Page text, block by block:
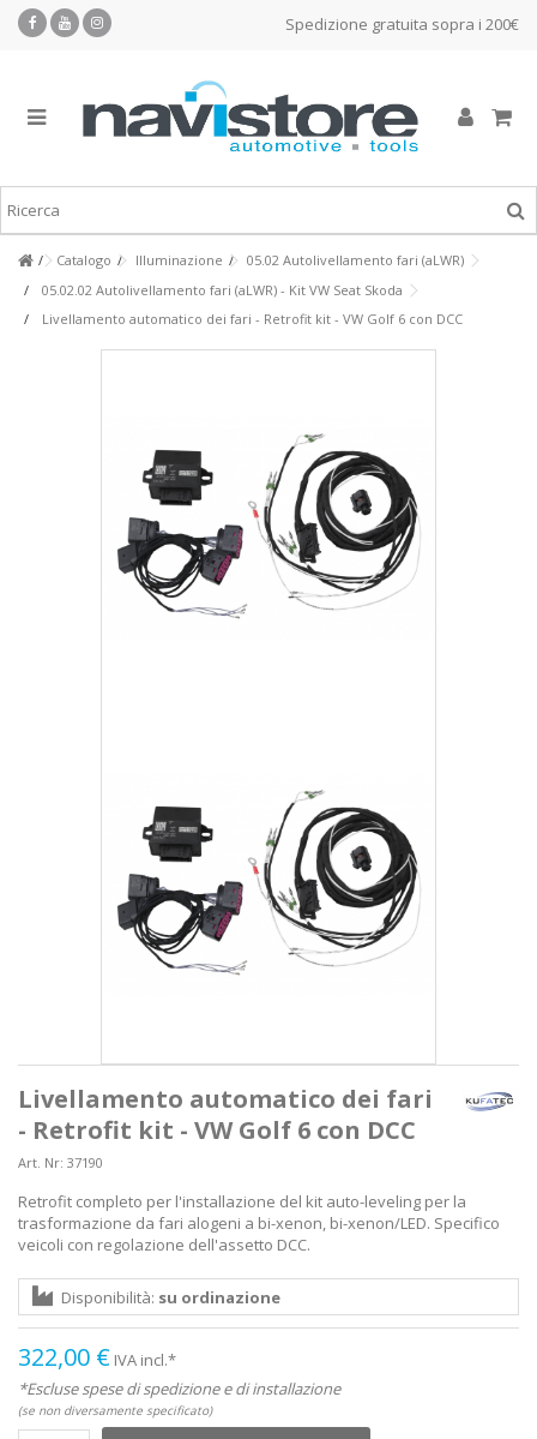
Spedizione gratuita sopra i 200€
Catalogo Illuminazione
05.02 Autolivellamento fari (aLWR)
05.02.02 Autolivellamento fari (aLWR) - Kit VW Seat Skoda
Livellamento automatico dei fari - Retrofit kit - VW Golf 6 con DCC
Livellamento automatico dei fari
- Retrofit kit - VW Golf 6 con DCC
Art. Nr: 37190
Retrofit completo per l'installazione del kit auto-leveling per la
trasformazione da fari alogeni a bi-xenon, bi-xenon/LED. Specifico
veicoli con regolazione dell'assetto DCC.
Disponibilità: su ordinazione
322,00 € IVA incl.*
*Escluse spese di spedizione e di installazione
(se non diversamente specificato)